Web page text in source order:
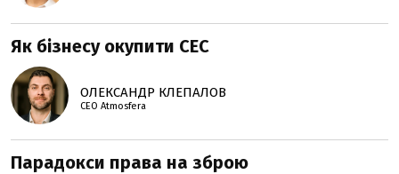
Як бізнесу окупити СЕС
ОЛЕКСАНДР КЛЕПАЛОВ
СЕО Atmosfera
Парадокси права на зброю